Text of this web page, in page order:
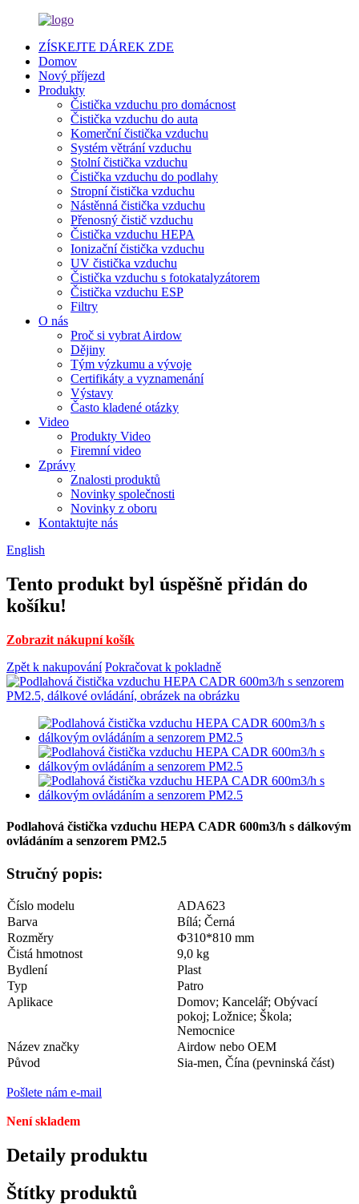
ZÍSKEJTE DÁREK ZDE
Domov
Nový příjezd
Produkty
Čistička vzduchu pro domácnost
Čistička vzduchu do auta
Komerční čistička vzduchu
Systém větrání vzduchu
Stolní čistička vzduchu
Čistička vzduchu do podlahy
Stropní čistička vzduchu
Nástěnná čistička vzduchu
Přenosný čistič vzduchu
Čistička vzduchu HEPA
Ionizační čistička vzduchu
UV čistička vzduchu
Čistička vzduchu s fotokatalyzátorem
Čistička vzduchu ESP
Filtry
O nás
Proč si vybrat Airdow
Dějiny
Tým výzkumu a vývoje
Certifikáty a vyznamenání
Výstavy
Často kladené otázky
Video
Produkty Video
Firemní video
Zprávy
Znalosti produktů
Novinky společnosti
Novinky z oboru
Kontaktujte nás
English
Tento produkt byl úspěšně přidán do
košíku!
Zobrazit nákupní košík
Zpět k nakupování Pokračovat k pokladně
Podlahová čistička vzduchu HEPA CADR 600m3/h s dálkovým
ovládáním a senzorem PM2.5
Stručný popis:
Číslo modelu
ADA623
Barva
Bílá; Černá
Rozměry
Φ310*810 mm
Čistá hmotnost
9,0 kg
Bydlení
Plast
Typ
Patro
Aplikace
Domov; Kancelář; Obývací
pokoj; Ložnice; Škola;
Nemocnice
Název značky
Airdow nebo OEM
Původ
Sia-men, Čína (pevninská část)
Pošlete nám e-mail
Není skladem
Detaily produktu
Štítky produktů